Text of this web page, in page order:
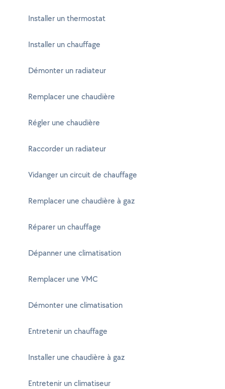
Installer un thermostat
Installer un chauffage
Démonter un radiateur
Remplacer une chaudière
Régler une chaudière
Raccorder un radiateur
Vidanger un circuit de chauffage
Remplacer une chaudière à gaz
Réparer un chauffage
Dépanner une climatisation
Remplacer une VMC
Démonter une climatisation
Entretenir un chauffage
Installer une chaudière à gaz
Entretenir un climatiseur